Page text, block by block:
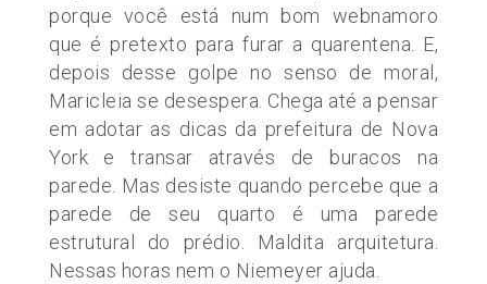
porque você está num bom webnamoro
que é pretexto para furar a quarentena. E,
depois desse golpe no senso de moral,
Maricleia se desespera. Chega até a pensar
em adotar as dicas da prefeitura de Nova
York e transar através de buracos na
parede. Mas desiste quando percebe que a
parede de seu quarto é uma parede
estrutural do prédio. Maldita arquitetura.
Nessas horas nem o Niemeyer ajuda.